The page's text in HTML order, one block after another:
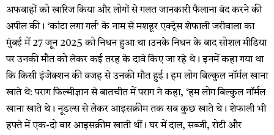
अफवाहों को खारिज किया और लोगों से गलत जानकारी फैलाना बंद करने की
अपील की। ‘कांटा लगा गर्ल’ के नाम से मशहूर एक्ट्रेस शेफाली जरीवाला का
मुंबई में 27 जून 2025 को निधन हुआ था।उनके निधन के बाद सोशल मीडिया
पर उनकी मौत को लेकर कई तरह के दावे किए जा रहे थे। इनमें कहा गया था
कि किसी इंजेक्शन की वजह से उनकी मौत हुई। हम लोग बिल्कुल नॉर्मल खाना
खाते थे: पराग फिल्मीज्ञान से बातचीत में पराग ने कहा, ‘हम लोग बिल्कुल नॉर्मल
खाना खाते थे। नूडल्स से लेकर आइसक्रीम तक सब कुछ खाते थे। शेफाली भी
हफ्ते में एक-दो बार आइसक्रीम खाती थीं। घर में दाल, सब्जी, रोटी और